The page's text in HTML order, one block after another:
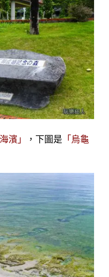
濱」 ，下圖是 「烏龜